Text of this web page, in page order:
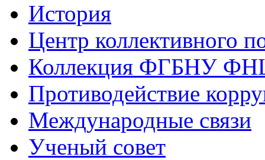
История
Центр коллективного
Коллекция ФГБНУ
Противодействие
Международные связи
Ученый совет